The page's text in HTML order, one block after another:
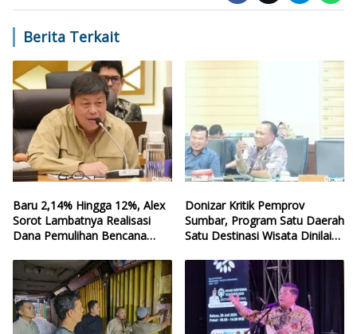
Berita Terkait
Baru 2,14% Hingga 12%, Alex
Sorot Lambatnya Realisasi
Dana Pemulihan Bencana
Donizar Kritik Pemprov
Sumbar, Program Satu Daerah
Satu Destinasi Wisata Dinilai